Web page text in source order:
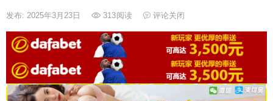
发布: 2025年3月23日 313阅读 评论关闭